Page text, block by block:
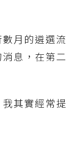
月的遴選流
息，在第二
其實經常提